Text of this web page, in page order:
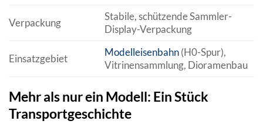
Verpackung
Stabile, schützende Sammler-
Display-Verpackung
Einsatzgebiet
Modelleisenbahn(H0-Spur),
Vitrinensammlung, Dioramenbau
Mehr als nur ein Modell: Ein Stück
Transportgeschichte